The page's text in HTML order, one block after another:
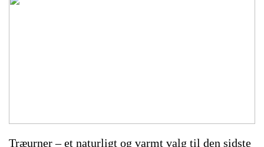
Træurner – et naturligt og varmt valg til den sidste